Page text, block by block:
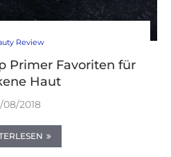
Review
Primer Favoriten für
Haut
08/2018